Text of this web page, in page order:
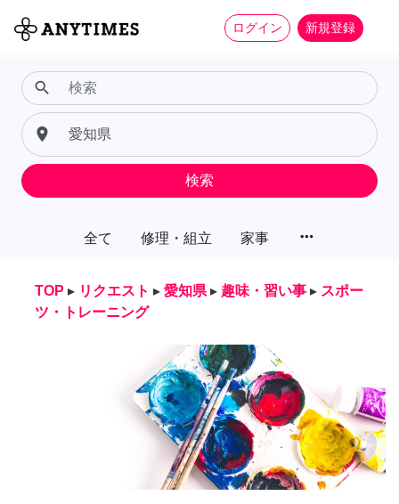
ログイン 新規登録
全て 修理・組立 家事 more_horiz
search
place
検索
TOP ▸ リクエスト ▸ 愛知県 ▸ 趣味・習い事 ▸ スポー
ツ・トレーニング